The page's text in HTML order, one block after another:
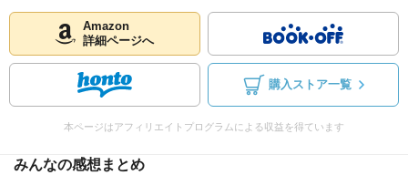
Amazon
詳細ページへ
購入ストア一覧
本ページはアフィリエイトプログラムによる収益を得ています
みんなの感想まとめ